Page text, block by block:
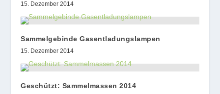
15. Dezember 2014
Sammelgebinde Gasentladungslampen
15. Dezember 2014
Geschützt: Sammelmassen 2014